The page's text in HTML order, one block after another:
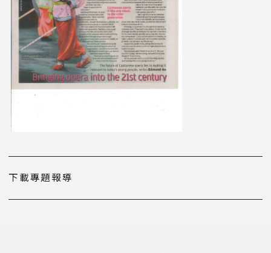
下載專題報導